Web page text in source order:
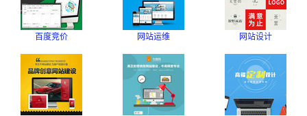
百度竞价 网站运维 网站设计